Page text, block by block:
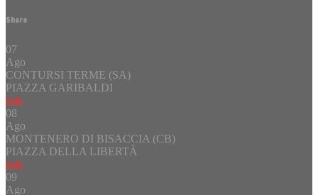
Share
07
Ago
CONTURSI TERME (SA)
PIAZZA GARIBALDI
info
08
Ago
MONTENERO DI BISACCIA (CB)
PIAZZA DELLA LIBERTÀ
info
09
Ago